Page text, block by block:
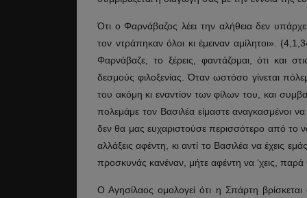
Ότι ο Φαρνάβαζος λέει την αλήθεια δεν
τον ντράπηκαν όλοι κι έμειναν αμίλητοι».
Φαρνάβαζε, το ξέρεις, φαντάζομαι, ότι και
δεσμούς φιλοξενίας. Όταν ωστόσο γίνεται
του ακόμη κι εναντίον των φίλων του, και
πολεμάμε τον Βασιλέα είμαστε αναγκασμένοι
δεν θα μας ευχαριστούσε περισσότερο από το
αλλάξεις αφέντη, κι αντί το Βασιλέα να έχεις
προσκυνάς κανέναν, μήτε αφέντη να ‘χεις,
Ο Αγησίλαος ομολογεί ότι η Σπάρτη